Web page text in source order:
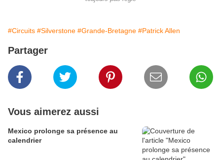
#Circuits #Silverstone #Grande-Bretagne #Patrick Allen
Partager
Vous aimerez aussi
Mexico prolonge sa présence au
calendrier